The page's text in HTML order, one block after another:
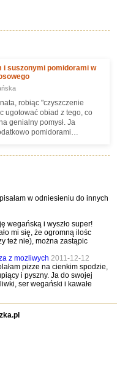
i suszonymi pomidorami w
robiąc "czyszczenie
ugotować obiad z tego, co
genialny pomysł. Ja
pomidorami
w odniesieniu do innych
wegańską i wyszło super!
mi się, że ogromną ilośc
też nie), można zastąpic
z mozliwych 2011-12-12
pizze na cienkim spodzie,
i pyszny. Ja do swojej
ser wegański i kawałe